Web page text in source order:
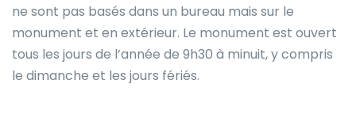
ne sont pas basés dans un bureau mais sur le
monument et en extérieur. Le monument est ouvert
tous les jours de l’année de 9h30 à minuit, y compris
le dimanche et les jours fériés.